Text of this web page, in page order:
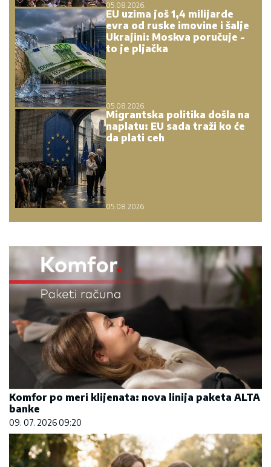
05.08.2026.
EU uzima još 1,4 milijarde
evra od ruske imovine i šalje
Ukrajini: Moskva poručuje -
to je pljačka
05.08.2026.
Migrantska politika došla na
naplatu: EU sada traži ko će
da plati ceh
05.08.2026.
Komfor po meri klijenata: nova linija paketa ALTA
banke
09. 07. 2026 09:20